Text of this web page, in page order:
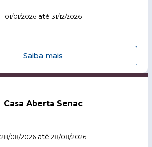
01/01/2026 até 31/12/2026
Saiba mais
Casa Aberta Senac
28/08/2026até 28/08/2026